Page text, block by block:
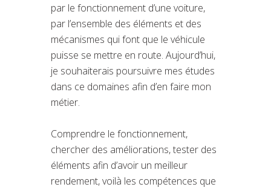
par le fonctionnement d’une voiture,
par l’ensemble des éléments et des
mécanismes qui font que le véhicule
puisse se mettre en route. Aujourd’hui,
je souhaiterais poursuivre mes études
dans ce domaines afin d’en faire mon
métier.
Comprendre le fonctionnement,
chercher des améliorations, tester des
éléments afin d’avoir un meilleur
rendement, voilà les compétences que